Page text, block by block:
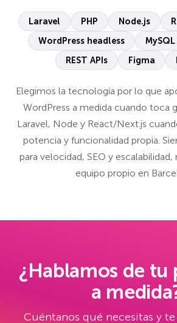
Laravel PHP Node.js
WordPress headless
REST APIs
Figma
Elegimos la tecnología por lo que
WordPress a medida cuando toca
Laravel, Node y React/Next.js
potencia y funcionalidad propia.
para velocidad, SEO y
equipo propio en
¿Hablamos de tu
a
Cuéntanos qué necesitas y